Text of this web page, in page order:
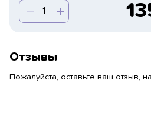
Отзывы
Пожалуйста, оставьте ваш отзыв,